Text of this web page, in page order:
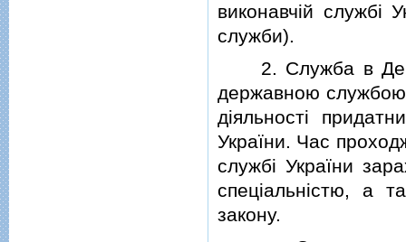
виконавчiй службi
служби).
2. Служба в
державною службою
дiяльностi
України. Час
службi України
спецiальнiстю, а
закону.